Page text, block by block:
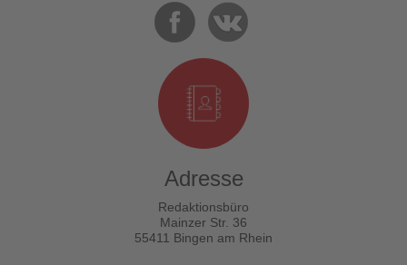
Adresse
Redaktionsbüro
Mainzer Str. 36
55411 Bingen am Rhein